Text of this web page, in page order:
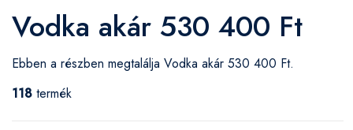
Vodka akár 530 400 Ft
Ebben a részben megtalálja Vodka akár 530 400 Ft.
118 termék